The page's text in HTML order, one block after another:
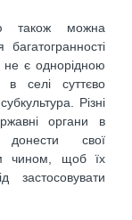
також можна
не є однорідною
селі суттєво
Різні
органи в
донести свої
чином, щоб їх
застосовувати